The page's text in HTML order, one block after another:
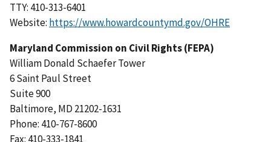
TTY: 410-313-6401
Website: https://www.howardcountymd.gov/OHRE
Maryland Commission on Civil Rights (FEPA)
William Donald Schaefer Tower
6 Saint Paul Street
Suite 900
Baltimore, MD 21202-1631
Phone: 410-767-8600
Fax: 410-333-1841